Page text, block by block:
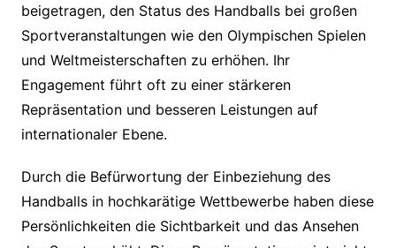
beigetragen, den Status des Handballs bei großen
Sportveranstaltungen wie den Olympischen Spielen
und Weltmeisterschaften zu erhöhen. Ihr
Engagement führt oft zu einer stärkeren
Repräsentation und besseren Leistungen auf
internationaler Ebene.
Durch die Befürwortung der Einbeziehung des
Handballs in hochkarätige Wettbewerbe haben diese
Persönlichkeiten die Sichtbarkeit und das Ansehen